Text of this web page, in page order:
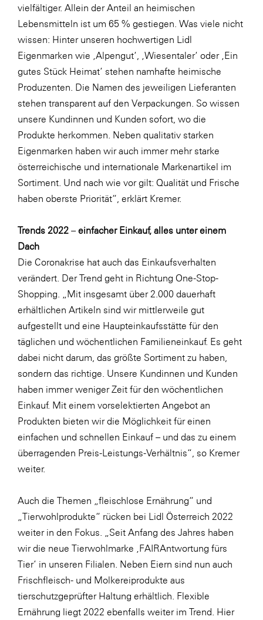
vielfältiger. Allein der Anteil an heimischen
Lebensmitteln ist um 65 % gestiegen. Was viele nicht
wissen: Hinter unseren hochwertigen Lidl
Eigenmarken wie ‚Alpengut‘, ‚Wiesentaler‘ oder ‚Ein
gutes Stück Heimat‘ stehen namhafte heimische
Produzenten. Die Namen des jeweiligen Lieferanten
stehen transparent auf den Verpackungen. So wissen
unsere Kundinnen und Kunden sofort, wo die
Produkte herkommen. Neben qualitativ starken
Eigenmarken haben wir auch immer mehr starke
österreichische und internationale Markenartikel im
Sortiment. Und nach wie vor gilt: Qualität und Frische
haben oberste Priorität“, erklärt Kremer.
Trends 2022 –einfacher Einkauf, alles unter einem
Dach
Die Coronakrise hat auch das Einkaufsverhalten
verändert. Der Trend geht in Richtung One-Stop-
Shopping. „Mit insgesamt über 2.000 dauerhaft
erhältlichen Artikeln sind wir mittlerweile gut
aufgestellt und eine Haupteinkaufsstätte für den
täglichen und wöchentlichen Familieneinkauf. Es geht
dabei nicht darum, das größte Sortiment zu haben,
sondern das richtige. Unsere Kundinnen und Kunden
haben immer weniger Zeit für den wöchentlichen
Einkauf. Mit einem vorselektierten Angebot an
Produkten bieten wir die Möglichkeit für einen
einfachen und schnellen Einkauf – und das zu einem
überragenden Preis-Leistungs-Verhältnis“, so Kremer
weiter.
Auch die Themen „fleischlose Ernährung“ und
„Tierwohlprodukte“ rücken bei Lidl Österreich 2022
weiter in den Fokus. „Seit Anfang des Jahres haben
wir die neue Tierwohlmarke ‚FAIRAntwortung fürs
Tier‘ in unseren Filialen. Neben Eiern sind nun auch
Frischfleisch- und Molkereiprodukte aus
tierschutzgeprüfter Haltung erhältlich. Flexible
Ernährung liegt 2022 ebenfalls weiter im Trend. Hier